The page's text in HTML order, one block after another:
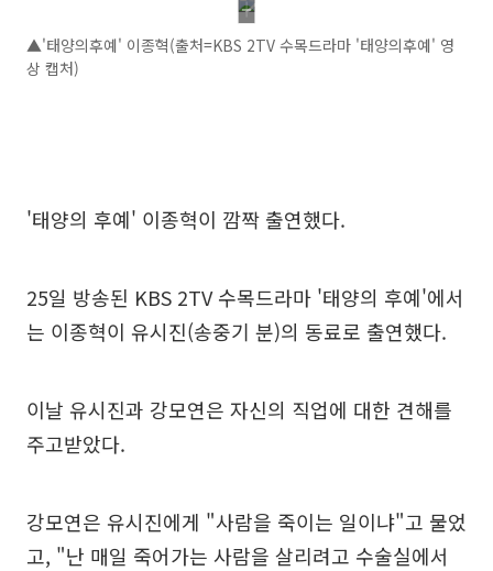
▲'태양의후예' 이종혁(출처=KBS 2TV 수목드라마 '태양의후예' 영
상 캡처)
'태양의 후예' 이종혁이 깜짝 출연했다.
25일 방송된 KBS 2TV 수목드라마 '태양의 후예'에서
는 이종혁이 유시진(송중기 분)의 동료로 출연했다.
이날 유시진과 강모연은 자신의 직업에 대한 견해를
주고받았다.
강모연은 유시진에게 "사람을 죽이는 일이냐"고 물었
고, "난 매일 죽어가는 사람을 살리려고 수술실에서